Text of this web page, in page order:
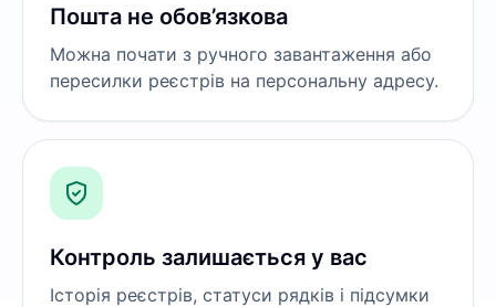
Пошта не обов’язкова
Можна почати з ручного завантаження або
пересилки реєстрів на персональну адресу.
Контроль залишається у вас
Історія реєстрів, статуси рядків і підсумки